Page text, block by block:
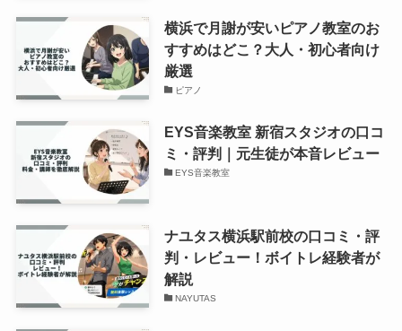
横浜で月謝が安いピアノ教室のお
すすめはどこ？大人・初心者向け
厳選
ピアノ
EYS音楽教室 新宿スタジオの口コ
ミ・評判｜元生徒が本音レビュー
EYS音楽教室
ナユタス横浜駅前校の口コミ・評
判・レビュー！ボイトレ経験者が
解説
NAYUTAS